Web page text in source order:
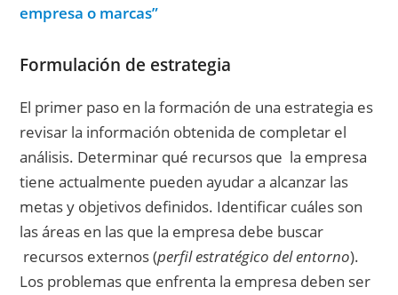
empresa o marcas”
Formulación de estrategia
El primer paso en la formación de una estrategia es
revisar la información obtenida de completar el
análisis. Determinar qué recursos que la empresa
tiene actualmente pueden ayudar a alcanzar las
metas y objetivos definidos. Identificar cuáles son
las áreas en las que la empresa debe buscar
recursos externos (perfil estratégico del entorno).
Los problemas que enfrenta la empresa deben ser